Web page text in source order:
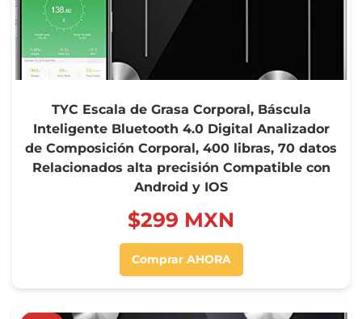
TYC Escala de Grasa Corporal, Báscula
Inteligente Bluetooth 4.0 Digital Analizador
de Composición Corporal, 400 libras, 70 datos
Relacionados alta precisión Compatible con
Android y IOS
$‍299 MXN
Comprar AHORA